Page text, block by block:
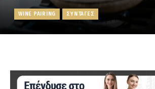
WINE PAIRING ΣΥΝΤΑΓΕΣ